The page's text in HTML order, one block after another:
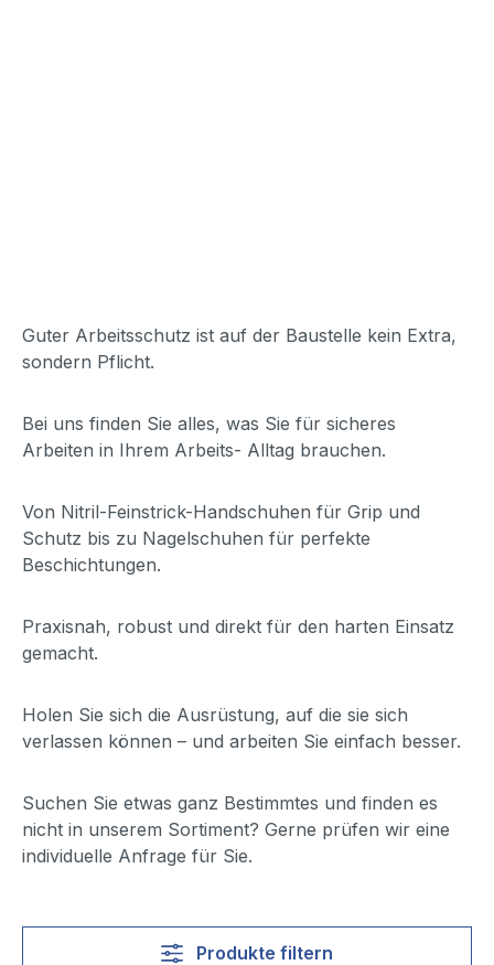
Guter Arbeitsschutz ist auf der Baustelle kein Extra,
sondern Pflicht.
Bei uns finden Sie alles, was Sie für sicheres
Arbeiten in Ihrem Arbeits- Alltag brauchen.
Von Nitril-Feinstrick-Handschuhen für Grip und
Schutz bis zu Nagelschuhen für perfekte
Beschichtungen.
Praxisnah, robust und direkt für den harten Einsatz
gemacht.
Holen Sie sich die Ausrüstung, auf die sie sich
verlassen können – und arbeiten Sie einfach besser.
Suchen Sie etwas ganz Bestimmtes und finden es
nicht in unserem Sortiment? Gerne prüfen wir eine
individuelle Anfrage für Sie.
Produkte filtern